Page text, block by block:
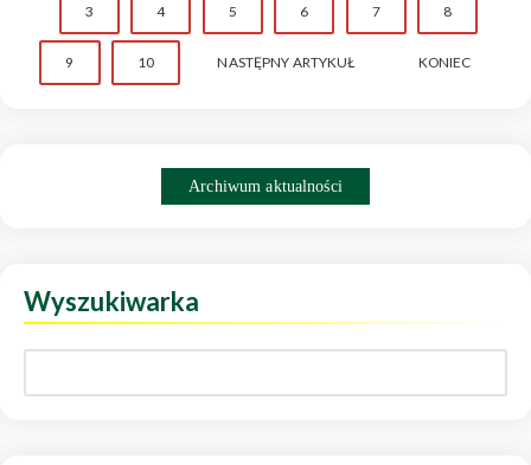
3 4 5 6 7 8
9 10 NASTĘPNY ARTYKUŁ KONIEC
Archiwum aktualności
Wyszukiwarka